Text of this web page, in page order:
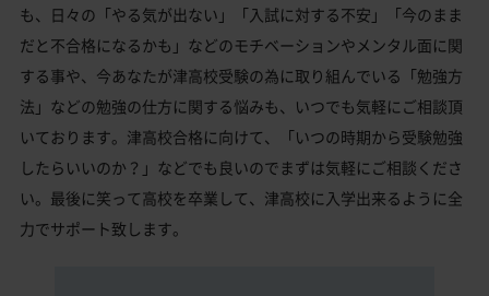
も、日々の「やる気が出ない」「入試に対する不安」「今のまま
だと不合格になるかも」などのモチベーションやメンタル面に関
する事や、今あなたが津高校受験の為に取り組んでいる「勉強方
法」などの勉強の仕方に関する悩みも、いつでも気軽にご相談頂
いております。津高校合格に向けて、「いつの時期から受験勉強
したらいいのか？」などでも良いのでまずは気軽にご相談くださ
い。最後に笑って高校を卒業して、津高校に入学出来るように全
力でサポート致します。